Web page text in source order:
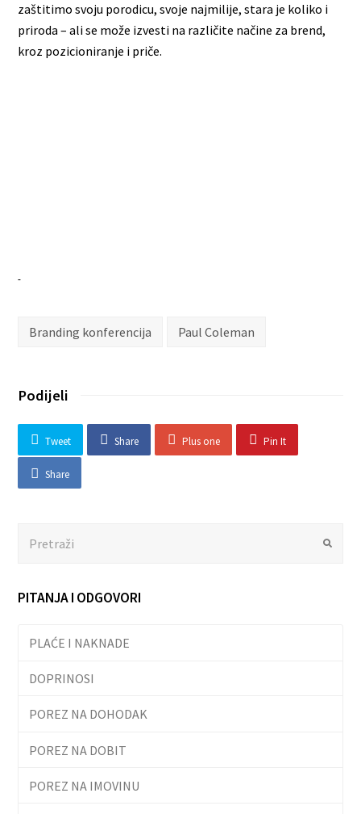
zaštitimo svoju porodicu, svoje najmilije, stara je koliko i
priroda – ali se može izvesti na različite načine za brend,
kroz pozicioniranje i priče.
Branding konferencija Paul Coleman
Podijeli
Tweet Share Plus one Pin It
Share
Submit
PITANJA I ODGOVORI
PLAĆE I NAKNADE
DOPRINOSI
POREZ NA DOHODAK
POREZ NA DOBIT
POREZ NA IMOVINU